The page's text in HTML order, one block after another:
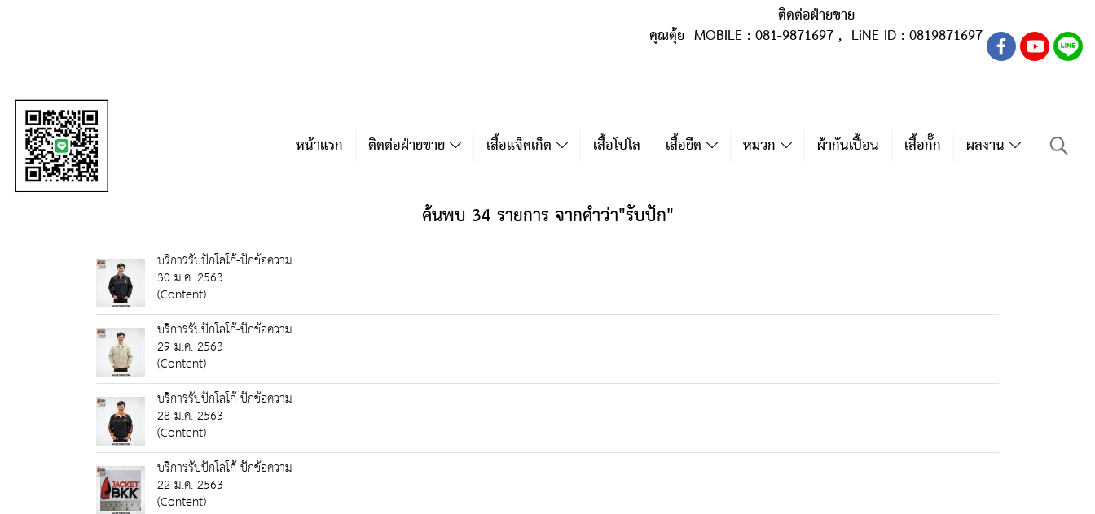
ติดต่อฝ่ายขาย
คุณตุ้ย MOBILE : 081-9871697 , LiNE ID : 0819871697
หน้าแรก ติดต่อฝ่ายขาย เสื้อแจ็คเก็ต เสื้อโปโล เสื้อยืด หมวก ผ้ากันเปื้อน เสื้อกั๊ก ผลงาน
ค้นพบ 34 รายการ จากคำว่า"รับปัก"
บริการรับปักโลโก้-ปักข้อความ
30 ม.ค. 2563
(Content)
บริการรับปักโลโก้-ปักข้อความ
29 ม.ค. 2563
(Content)
บริการรับปักโลโก้-ปักข้อความ
28 ม.ค. 2563
(Content)
บริการรับปักโลโก้-ปักข้อความ
22 ม.ค. 2563
(Content)